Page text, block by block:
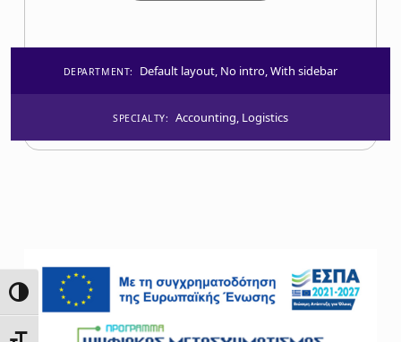
ΕΝΑΛΛΑΓΉ ΥΨΗΛΉΣ ΑΝΤΊΘΕΣΗΣ
DEPARTMENT: Default layout, No intro,With sidebar
SPECIALTY: Accounting, Logistics